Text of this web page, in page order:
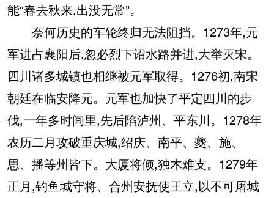
能“春去秋来,出没无常”。
奈何历史的车轮终归无法阻挡。1273年,元
军进占襄阳后,忽必烈下诏水路并进,大举灭宋。
四川诸多城镇也相继被元军取得。1276初,南宋
朝廷在临安降元。元军也加快了平定四川的步
伐,一年多时间里,先后陷泸州、平东川。1278年
农历二月攻破重庆城,绍庆、南平、夔、施、
思、播等州皆下。大厦将倾,独木难支。1279年
正月,钓鱼城守将、合州安抚使王立,以不可屠城